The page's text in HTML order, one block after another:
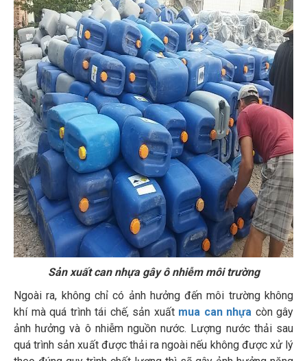
Sản xuất can nhựa gây ô nhiễm môi trường
Ngoài ra, không chỉ có ảnh hưởng đến môi trường không
khí mà quá trình tái chế, sản xuất mua can nhựa còn gây
ảnh hưởng và ô nhiễm nguồn nước. Lượng nước thải sau
quá trình sản xuất được thải ra ngoài nếu không được xử lý